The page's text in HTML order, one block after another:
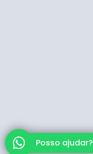
Posso ajudar?